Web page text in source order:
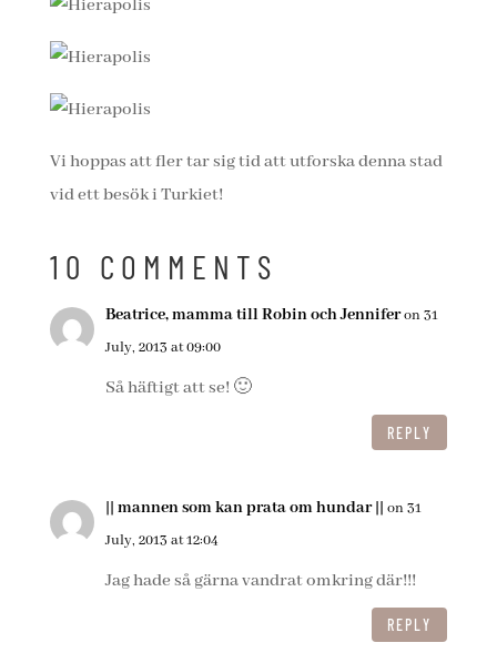
Vi hoppas att fler tar sig tid att utforska denna stad
vid ett besök i Turkiet!
10 COMMENTS
Beatrice, mamma till Robin och Jenniferon 31
July, 2013 at 09:00
Så häftigt att se! 🙂
REPLY
|| mannen som kan prata om hundar || on 31
July, 2013 at 12:04
Jag hade så gärna vandrat omkring där!!!
REPLY